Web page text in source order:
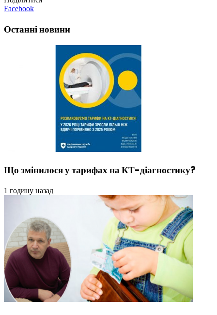
Facebook
Останні новини
Що змінилося у тарифах на КТ-діагностику?
1 годину назад